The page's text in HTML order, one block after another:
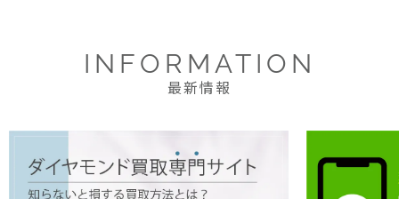
INFORMATION
最新情報